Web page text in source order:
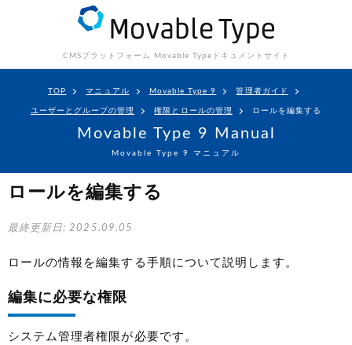
CMSプラットフォーム Movable Type ドキュメントサイト
TOP マニュアル Movable Type 9 管理者ガイド
ユーザーとグループの管理 権限とロールの管理 ロールを編集する
Movable Type 9 Manual
Movable Type 9 マニュアル
ロールを編集する
最終更新日: 2025.09.05
ロールの情報を編集する手順について説明します。
編集に必要な権限
システム管理者権限が必要です。